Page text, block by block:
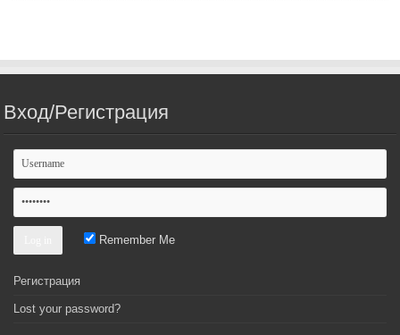
Вход/Регистрация
Remember Me
Регистрация
Lost your password?